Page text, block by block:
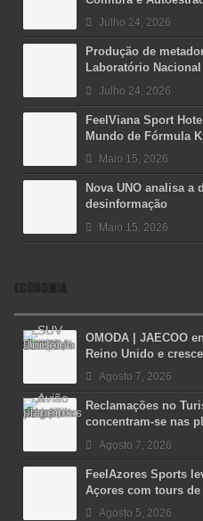
Julho 24, 2026
Produção de
Laboratório Nacional
Julho 24, 2026
FeelViana Sport
Mundo de Fórmula
Maio 15, 2026
Nova UNO analisa
desinformação
Maio 15, 2026
ECONOMIA
OMODA | JAECOO
Reino Unido e
Agosto 7, 2026
Reclamações no
concentram-se nas
Agosto 7, 2026
FeelAzores Sports
Açores com tours
Agosto 5, 2026